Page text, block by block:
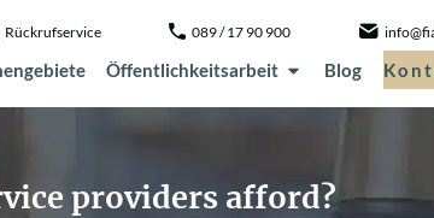
Rückrufservice 089 / 17 90 900
Öffentlichkeitsarbeit Blog
providers afford?